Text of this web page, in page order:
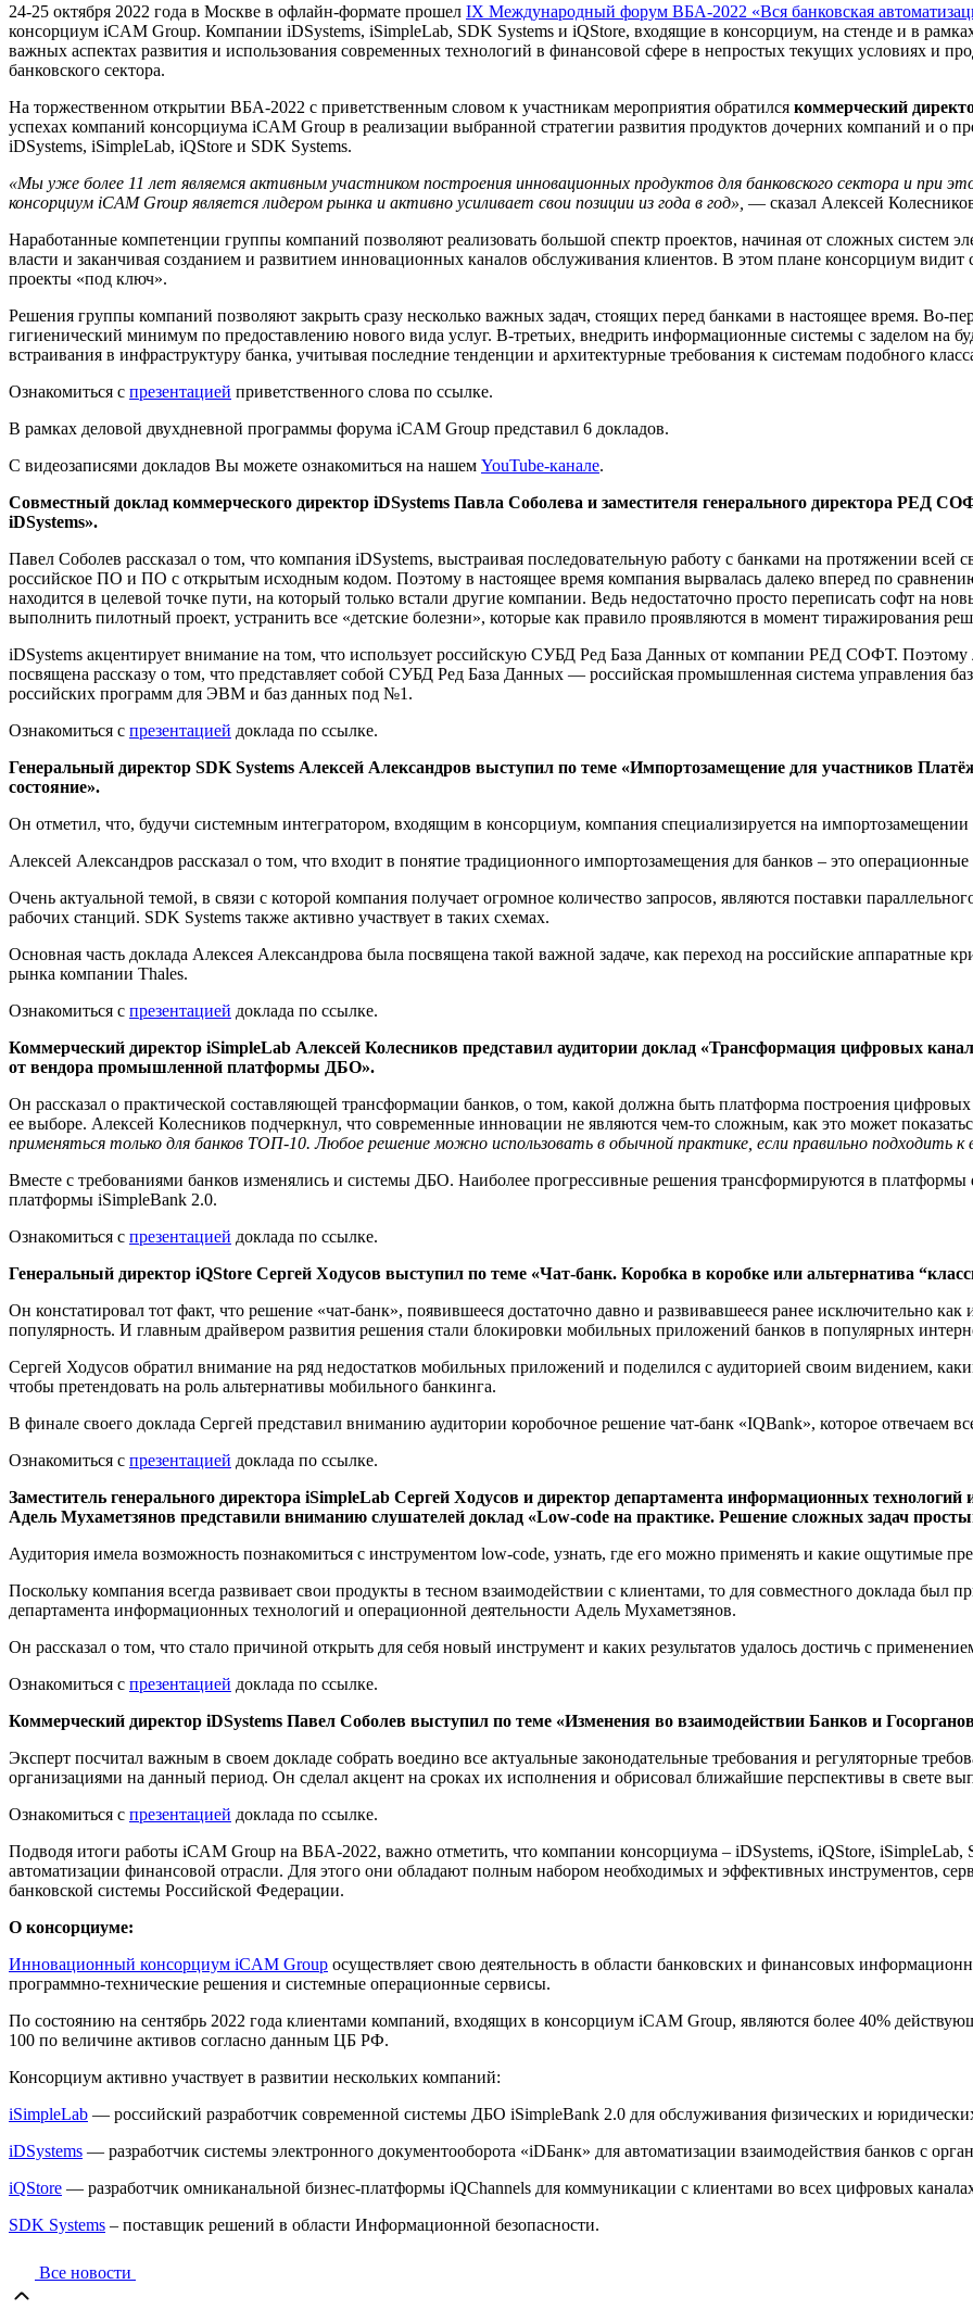
24-25 октября 2022 года в Москве в офлайн-формате прошел IX Международный форум ВБА-2022 «Вся банковская
консорциум iCAM Group. Компании iDSystems, iSimpleLab, SDK Systems и iQStore, входящие в консорциум, на стенде и в
важных аспектах развития и использования современных технологий в финансовой сфере в непростых текущих условиях и
банковского сектора.
На торжественном открытии ВБА-2022 с приветственным словом к участникам мероприятия обратился коммерческий
успехах компаний консорциума iCAM Group в реализации выбранной стратегии развития продуктов дочерних компаний и о
iDSystems, iSimpleLab, iQStore и SDK Systems.
«Мы уже более 11 лет являемся активным участником построения инновационных продуктов для банковского сектора и при
консорциум iCAM Group является лидером рынка и активно усиливает свои позиции из года в год», — сказал Алексей
Наработанные компетенции группы компаний позволяют реализовать большой спектр проектов, начиная от сложных систем
власти и заканчивая созданием и развитием инновационных каналов обслуживания клиентов. В этом плане консорциум видит
проекты «под ключ».
Решения группы компаний позволяют закрыть сразу несколько важных задач, стоящих перед банками в настоящее время. Во-
гигиенический минимум по предоставлению нового вида услуг. В-третьих, внедрить информационные системы с заделом на
встраивания в инфраструктуру банка, учитывая последние тенденции и архитектурные требования к системам подобного
Ознакомиться с презентацией приветственного слова по ссылке.
В рамках деловой двухдневной программы форума iCAM Group представил 6 докладов.
С видеозаписями докладов Вы можете ознакомиться на нашем YouTube-канале.
Совместный доклад коммерческого директор iDSystems Павла Соболева и заместителя генерального директора РЕД
iDSystems».
Павел Соболев рассказал о том, что компания iDSystems, выстраивая последовательную работу с банками на протяжении всей
российское ПО и ПО с открытым исходным кодом. Поэтому в настоящее время компания вырвалась далеко вперед по
находится в целевой точке пути, на который только встали другие компании. Ведь недостаточно просто переписать софт на
выполнить пилотный проект, устранить все «детские болезни», которые как правило проявляются в момент тиражирования
iDSystems акцентирует внимание на том, что использует российскую СУБД Ред База Данных от компании РЕД СОФТ. Поэтому
посвящена рассказу о том, что представляет собой СУБД Ред База Данных — российская промышленная система управления
российских программ для ЭВМ и баз данных под №1.
Ознакомиться с презентацией доклада по ссылке.
Генеральный директор SDK Systems Алексей Александров выступил по теме «Импортозамещение для участников
состояние».
Он отметил, что, будучи системным интегратором, входящим в консорциум, компания специализируется на
Алексей Александров рассказал о том, что входит в понятие традиционного импортозамещения для банков – это
Очень актуальной темой, в связи с которой компания получает огромное количество запросов, являются поставки
рабочих станций. SDK Systems также активно участвует в таких схемах.
Основная часть доклада Алексея Александрова была посвящена такой важной задаче, как переход на российские аппаратные
рынка компании Thales.
Ознакомиться с презентацией доклада по ссылке.
Коммерческий директор iSimpleLab Алексей Колесников представил аудитории доклад «Трансформация цифровых
от вендора промышленной платформы ДБО».
Он рассказал о практической составляющей трансформации банков, о том, какой должна быть платформа построения
ее выборе. Алексей Колесников подчеркнул, что современные инновации не являются чем-то сложным, как это может
применяться только для банков ТОП-10. Любое решение можно использовать в обычной практике, если правильно подходить к
Вместе с требованиями банков изменялись и системы ДБО. Наиболее прогрессивные решения трансформируются в платформы
платформы iSimpleBank 2.0.
Ознакомиться с презентацией доклада по ссылке.
Генеральный директор iQStore Сергей Ходусов выступил по теме «Чат-банк. Коробка в коробке или альтернатива
Он констатировал тот факт, что решение «чат-банк», появившееся достаточно давно и развивавшееся ранее исключительно
популярность. И главным драйвером развития решения стали блокировки мобильных приложений банков в популярных
Сергей Ходусов обратил внимание на ряд недостатков мобильных приложений и поделился с аудиторией своим видением,
чтобы претендовать на роль альтернативы мобильного банкинга.
В финале своего доклада Сергей представил вниманию аудитории коробочное решение чат-банк «IQBank», которое отвечаем
Ознакомиться с презентацией доклада по ссылке.
Заместитель генерального директора iSimpleLab Сергей Ходусов и директор департамента информационных
Адель Мухаметзянов представили вниманию слушателей доклад «Low-code на практике. Решение сложных задач
Аудитория имела возможность познакомиться с инструментом low-code, узнать, где его можно применять и какие ощутимые
Поскольку компания всегда развивает свои продукты в тесном взаимодействии с клиентами, то для совместного доклада был
департамента информационных технологий и операционной деятельности Адель Мухаметзянов.
Он рассказал о том, что стало причиной открыть для себя новый инструмент и каких результатов удалось достичь с
Ознакомиться с презентацией доклада по ссылке.
Коммерческий директор iDSystems Павел Соболев выступил по теме «Изменения во взаимодействии Банков и
Эксперт посчитал важным в своем докладе собрать воедино все актуальные законодательные требования и регуляторные
организациями на данный период. Он сделал акцент на сроках их исполнения и обрисовал ближайшие перспективы в свете
Ознакомиться с презентацией доклада по ссылке.
Подводя итоги работы iCAM Group на ВБА-2022, важно отметить, что компании консорциума – iDSystems, iQStore, iSimpleLab,
автоматизации финансовой отрасли. Для этого они обладают полным набором необходимых и эффективных инструментов,
банковской системы Российской Федерации.
О консорциуме:
Инновационный консорциум iCAM Group осуществляет свою деятельность в области банковских и финансовых
программно-технические решения и системные операционные сервисы.
По состоянию на сентябрь 2022 года клиентами компаний, входящих в консорциум iCAM Group, являются более 40%
100 по величине активов согласно данным ЦБ РФ.
Консорциум активно участвует в развитии нескольких компаний:
iSimpleLab — российский разработчик современной системы ДБО iSimpleBank 2.0 для обслуживания физических и
iDSystems — разработчик системы электронного документооборота «iDБанк» для автоматизации взаимодействия банков с
iQStore — разработчик омниканальной бизнес-платформы iQChannels для коммуникации с клиентами во всех цифровых
SDK Systems – поставщик решений в области Информационной безопасности.
Все новости